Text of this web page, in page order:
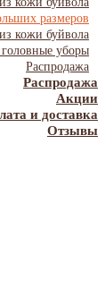
размеров
кожи буйвола
уборы
Распродажа
Распродажа
Акции
и доставка
Отзывы